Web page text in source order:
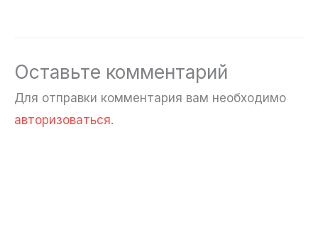
Оставьте комментарий
Для отправки комментария вам необходимо
авторизоваться.